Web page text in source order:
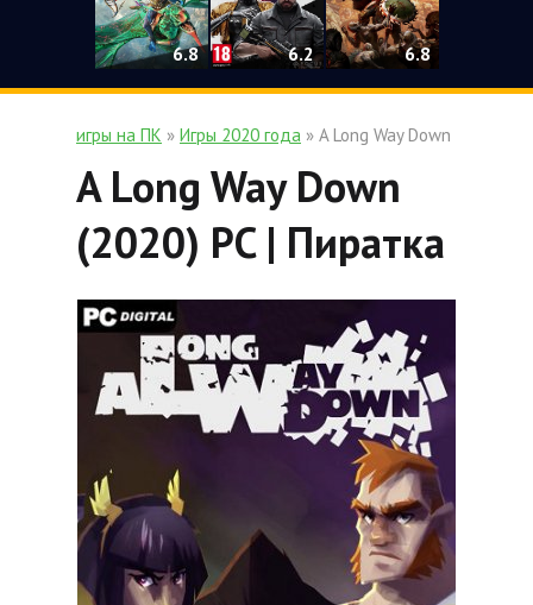
6.8 6.2 6.8
игры на ПК » Игры 2020 года » A Long Way Down
A Long Way Down
(2020) PC | Пиратка